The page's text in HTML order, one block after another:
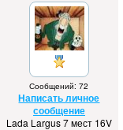
Сообщений: 72
Написать личное
сообщение
Lada Largus 7 мест 16V